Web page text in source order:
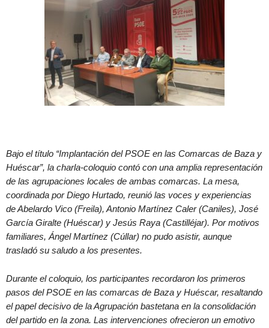
Bajo el título “Implantación del PSOE en las Comarcas de Baza y
Huéscar”, la charla-coloquio contó con una amplia representación
de las agrupaciones locales de ambas comarcas. La mesa,
coordinada por Diego Hurtado, reunió las voces y experiencias
de Abelardo Vico (Freila), Antonio Martínez Caler (Caniles), José
García Giralte (Huéscar) y Jesús Raya (Castilléjar). Por motivos
familiares, Ángel Martínez (Cúllar) no pudo asistir, aunque
trasladó su saludo a los presentes.
Durante el coloquio, los participantes recordaron los primeros
pasos del PSOE en las comarcas de Baza y Huéscar, resaltando
el papel decisivo de la Agrupación bastetana en la consolidación
del partido en la zona. Las intervenciones ofrecieron un emotivo